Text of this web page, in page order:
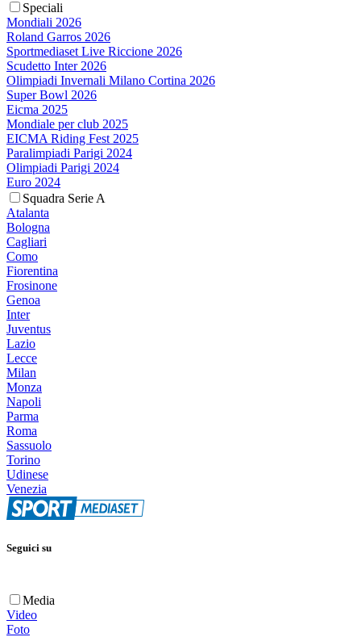
Speciali
Mondiali 2026
Roland Garros 2026
Sportmediaset Live Riccione 2026
Scudetto Inter 2026
Olimpiadi Invernali Milano Cortina 2026
Super Bowl 2026
Eicma 2025
Mondiale per club 2025
EICMA Riding Fest 2025
Paralimpiadi Parigi 2024
Olimpiadi Parigi 2024
Euro 2024
Squadra Serie A
Atalanta
Bologna
Cagliari
Como
Fiorentina
Frosinone
Genoa
Inter
Juventus
Lazio
Lecce
Milan
Monza
Napoli
Parma
Roma
Sassuolo
Torino
Udinese
Venezia
Seguici su
Media
Video
Foto